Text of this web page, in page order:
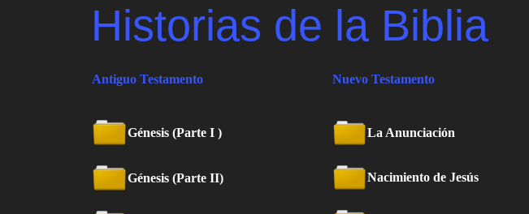
Historias de la Biblia
Antiguo Testamento Nuevo Testamento
Génesis (Parte I )
Génesis (Parte II)
La Anunciación
Nacimiento de Jesús